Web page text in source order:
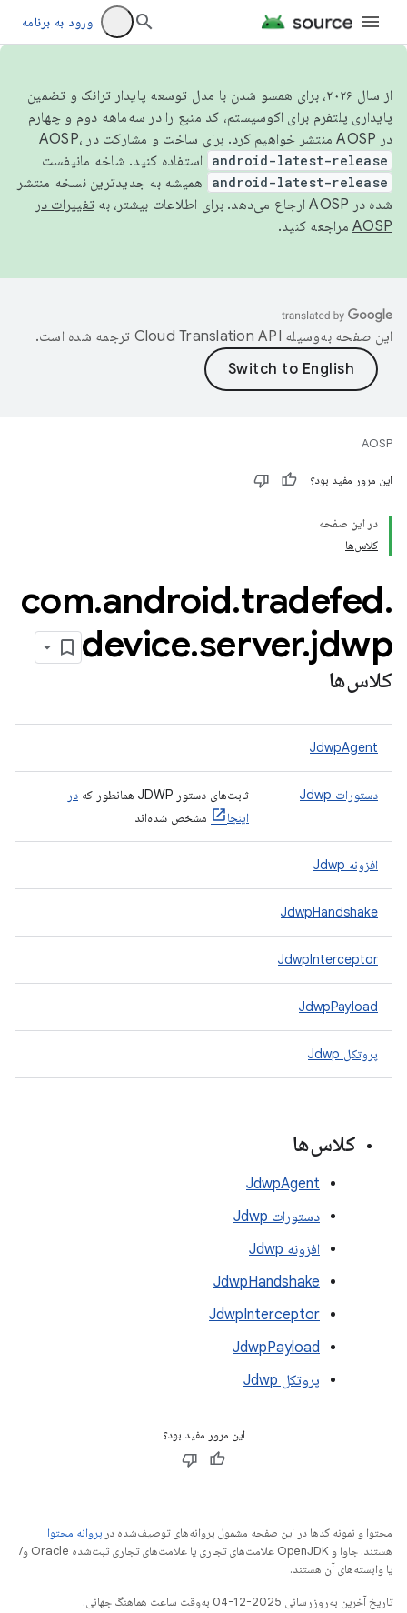
ورود به برنامه
از سال ۲۰۲۶، برای همسو شدن با مدل توسعه پایدار ترانک و تضمین
پایداری پلتفرم برای اکوسیستم، کد منبع را در سه‌ماهه دوم و چهارم
در AOSP منتشر خواهیم کرد. برای ساخت و مشارکت در AOSP،
android-latest-release استفاده کنید. شاخه مانیفست
android-latest-release
همیشه به جدیدترین نسخه منتشر
شده در AOSP ارجاع می‌دهد. برای اطلاعات بیشتر، به
تغییرات در
AOSP مراجعه کنید.
این صفحه به‌وسیله ترجمه شده است.
AOSP
این مرور مفید بود؟
در این صفحه
کلاس‌ها
com.android.tradefed.
device.server.jdwp
کلاس‌ها
JdwpAgent
دستورات Jdwp ثابت‌های دستور JDWP همانطور که
در
اینجا
مشخص شده‌اند
افزونه Jdwp
JdwpHandshake
JdwpInterceptor
JdwpPayload
پروتکل Jdwp
کلاس‌ها
JdwpAgent
دستورات Jdwp
افزونه Jdwp
JdwpHandshake
JdwpInterceptor
JdwpPayload
پروتکل Jdwp
این مرور مفید بود؟
محتوا و نمونه کدها در این صفحه مشمول پروانه‌های توصیف‌شده در پروانه محتوا
هستند. جاوا و OpenJDK علامت‌های تجاری یا علامت‌های تجاری ثبت‌شده Oracle و/
یا وابسته‌های آن هستند.
تاریخ آخرین به‌روزرسانی 2025-12-04 به‌وقت ساعت هماهنگ جهانی.